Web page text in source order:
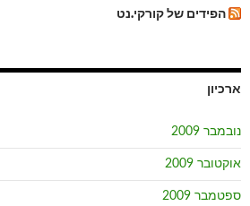
הפידים של קורקי.נט
ארכיון
נובמבר 2009
אוקטובר 2009
ספטמבר 2009